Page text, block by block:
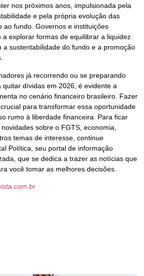
nos próximos anos, impulsionada pela
e pela própria evolução das
ao fundo. Governos e instituições
a explorar formas de equilibrar a liquidez
a sustentabilidade do fundo e a promoção
já recorrendo ou se preparando
quitar dívidas em 2026, é evidente a
no cenário financeiro brasileiro. Fazer
para transformar essa oportunidade
rumo à liberdade financeira. Para ficar
sobre o FGTS, economia,
temas de interesse, continue
Política, seu portal de informação
que se dedica a trazer as notícias que
você tomar as melhores decisões.